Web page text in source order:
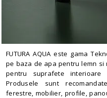
FUTURA AQUA este gama
pe baza de apa pentru lemn si
pentru suprafete interioare
Produsele sunt
ferestre, mobilier, profile,